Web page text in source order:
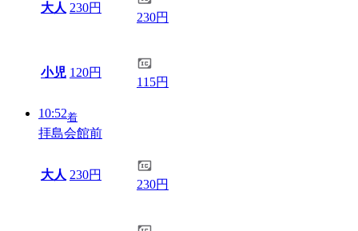
大人 230円
230円
小児 120円
115円
10:52着
拝島会館前
大人 230円
230円